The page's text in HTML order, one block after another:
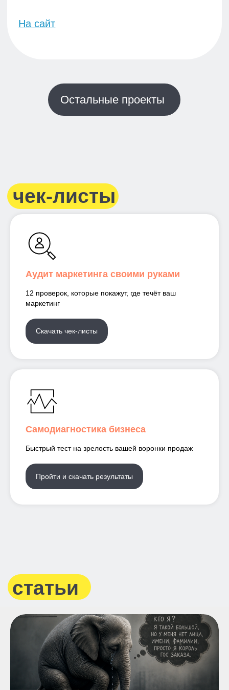
Аудит маркетинга своими руками
12 проверок, которые покажут, где течёт ваш
маркетинг
Скачать чек-листы
Самодиагностика бизнеса
Быстрый тест на зрелость вашей воронки продаж
Пройти и скачать результаты
Авторские
диагностические
форматы